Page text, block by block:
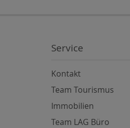
Service
Kontakt
Team Tourismus
Immobilien
Team LAG Büro